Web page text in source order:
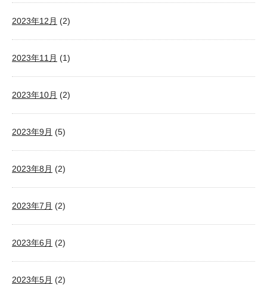
2023年12月 (2)
2023年11月 (1)
2023年10月 (2)
2023年9月 (5)
2023年8月 (2)
2023年7月 (2)
2023年6月 (2)
2023年5月 (2)